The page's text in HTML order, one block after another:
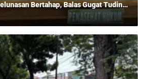
Bertahap, Balas Gugat Tuding